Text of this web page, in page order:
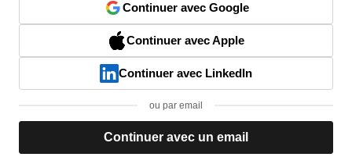
Continuer avec Google
Continuer avec Apple
Continuer avec LinkedIn
ou par email
Continuer avec un email